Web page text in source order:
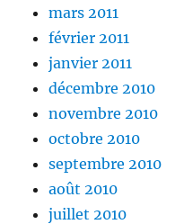
mars 2011
février 2011
janvier 2011
décembre 2010
novembre 2010
octobre 2010
septembre 2010
août 2010
juillet 2010